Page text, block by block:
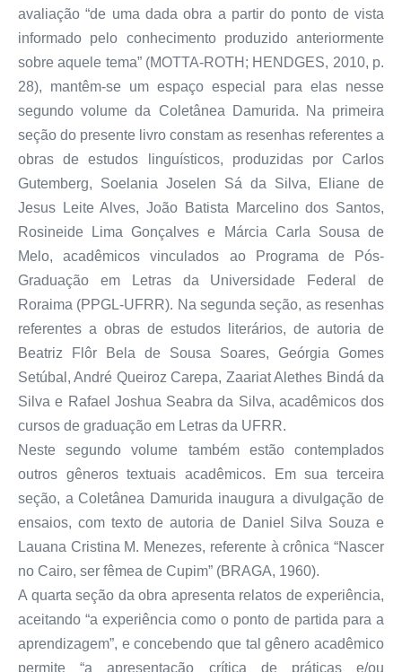
avaliação “de uma dada obra a partir do ponto de vista
informado pelo conhecimento produzido anteriormente
sobre aquele tema” (MOTTA-ROTH; HENDGES, 2010, p.
28), mantêm-se um espaço especial para elas nesse
segundo volume da Coletânea Damurida. Na primeira
seção do presente livro constam as resenhas referentes a
obras de estudos linguísticos, produzidas por Carlos
Gutemberg, Soelania Joselen Sá da Silva, Eliane de
Jesus Leite Alves, João Batista Marcelino dos Santos,
Rosineide Lima Gonçalves e Márcia Carla Sousa de
Melo, acadêmicos vinculados ao Programa de Pós-
Graduação em Letras da Universidade Federal de
Roraima (PPGL-UFRR). Na segunda seção, as resenhas
referentes a obras de estudos literários, de autoria de
Beatriz Flôr Bela de Sousa Soares, Geórgia Gomes
Setúbal, André Queiroz Carepa, Zaariat Alethes Bindá da
Silva e Rafael Joshua Seabra da Silva, acadêmicos dos
cursos de graduação em Letras da UFRR.
Neste segundo volume também estão contemplados
outros gêneros textuais acadêmicos. Em sua terceira
seção, a Coletânea Damurida inaugura a divulgação de
ensaios, com texto de autoria de Daniel Silva Souza e
Lauana Cristina M. Menezes, referente à crônica “Nascer
no Cairo, ser fêmea de Cupim” (BRAGA, 1960).
A quarta seção da obra apresenta relatos de experiência,
aceitando “a experiência como o ponto de partida para a
aprendizagem”, e concebendo que tal gênero acadêmico
permite “a apresentação crítica de práticas e/ou